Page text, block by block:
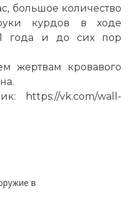
большое количество
курдов в ходе
года и до сих пор
жертвам кровавого
https://vk.com/wall-
в